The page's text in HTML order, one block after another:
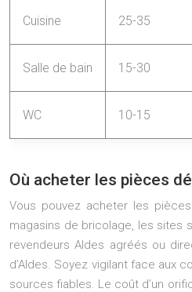
Cuisine 25-35
Salle de bain 15-30
WC 10-15
Où acheter les pièces
Vous pouvez acheter les
magasins de bricolage, les sites
revendeurs Aldes agréés ou
d’Aldes. Soyez vigilant face aux
sources fiables. Le coût d’un